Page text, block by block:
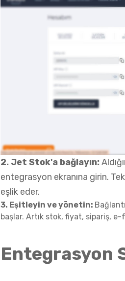
2. Jet Stok'a bağlayın:
entegrasyon ekranına girin.
eşlik eder.
3. Eşitleyin ve yönetin:
başlar. Artık stok, fiyat, sipariş,
Entegrasyon